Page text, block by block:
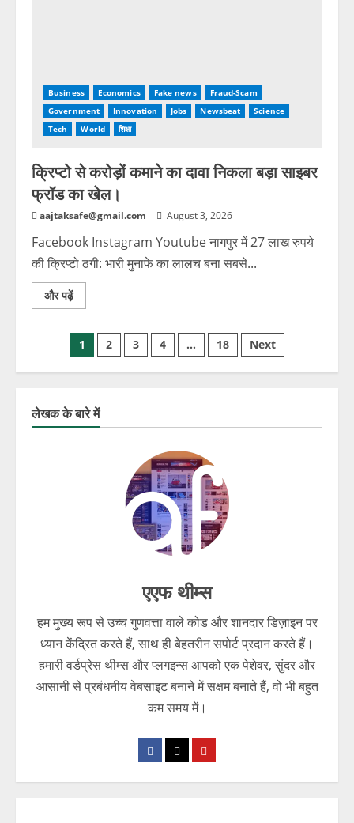
Business Economics Fake news
Fraud-Scam
Government
Innovation Jobs Newsbeat
Science
Tech
World शिक्षा
क्रिप्टो से करोड़ों कमाने का दावा निकला बड़ा साइबर
फ्रॉड का खेल।
aajtaksafe@gmail.com August 3, 2026
Facebook Instagram Youtube नागपुर में 27 लाख रुपये
की क्रिप्टो ठगी: भारी मुनाफे का लालच बना सबसे...
और पढ़ें
1 2 3 4 … 18 Next
लेखक के बारे में
एएफ थीम्स
हम मुख्य रूप से उच्च गुणवत्ता वाले कोड और शानदार डिज़ाइन पर
ध्यान केंद्रित करते हैं, साथ ही बेहतरीन सपोर्ट प्रदान करते हैं।
हमारी वर्डप्रेस थीम्स और प्लगइन्स आपको एक पेशेवर, सुंदर और
आसानी से प्रबंधनीय वेबसाइट बनाने में सक्षम बनाते हैं, वो भी बहुत
कम समय में।